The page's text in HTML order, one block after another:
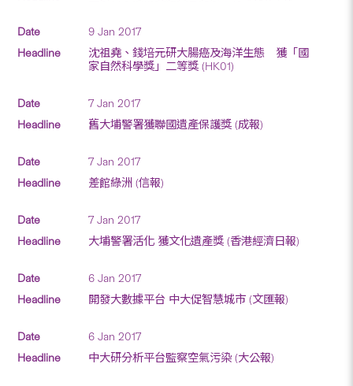
9 Jan 2017
沈祖堯、錢培元研大腸癌及海洋生態 獲「國
家自然科學獎」二等獎 (HK01)
7 Jan 2017
舊大埔警署獲聯國遺產保護獎 (成報)
7 Jan 2017
差館綠洲 (信報)
7 Jan 2017
大埔警署活化 獲文化遺產獎 (香港經濟日報)
6 Jan 2017
開發大數據平台 中大促智慧城市 (文匯報)
6 Jan 2017
中大研分析平台監察空氣污染 (大公報)